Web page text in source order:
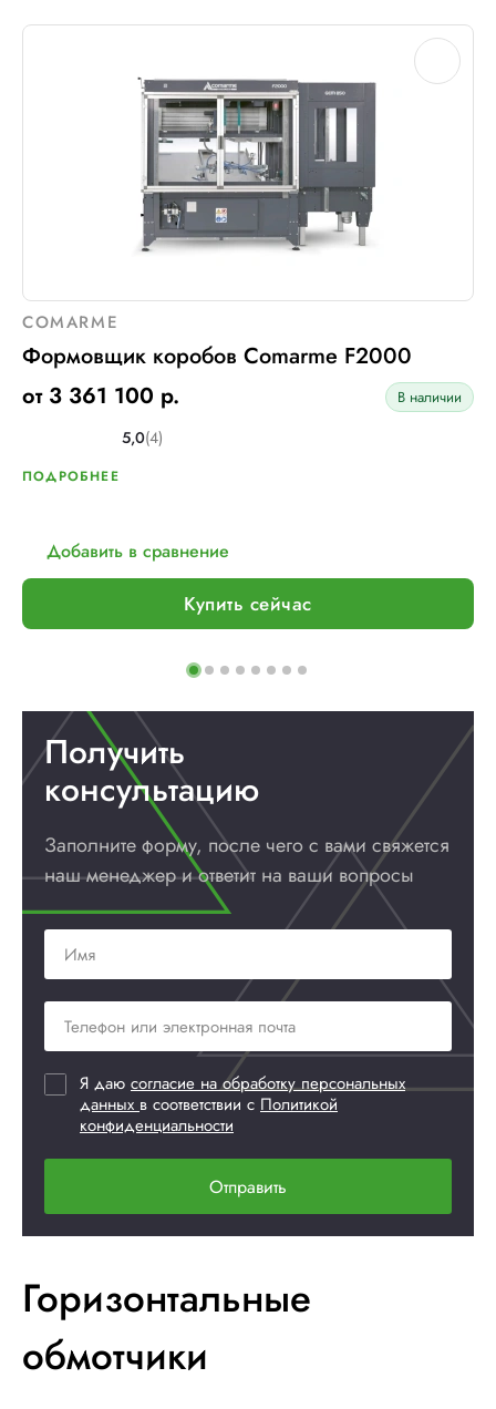
COMARME
Формовщик коробов Comarme F2000
от 3 361 100 р.
В наличии
5,0(4)
ПОДРОБНЕЕ
Добавить в сравнение
Купить сейчас
Получить
консультацию
Заполните форму, после чего с вами свяжется
наш менеджер и ответит на ваши вопросы
Я даю согласие на обработку персональных
данных в соответствии с Политикой
конфиденциальности
Отправить
Горизонтальные
обмотчики